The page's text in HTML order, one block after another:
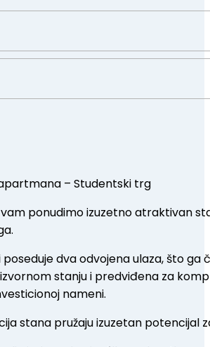
– Studentski trg
ponudimo izuzetno atraktivan
poseduje dva odvojena ulaza, što
stanju i predviđena za
nameni.
stana pružaju izuzetan potencijal